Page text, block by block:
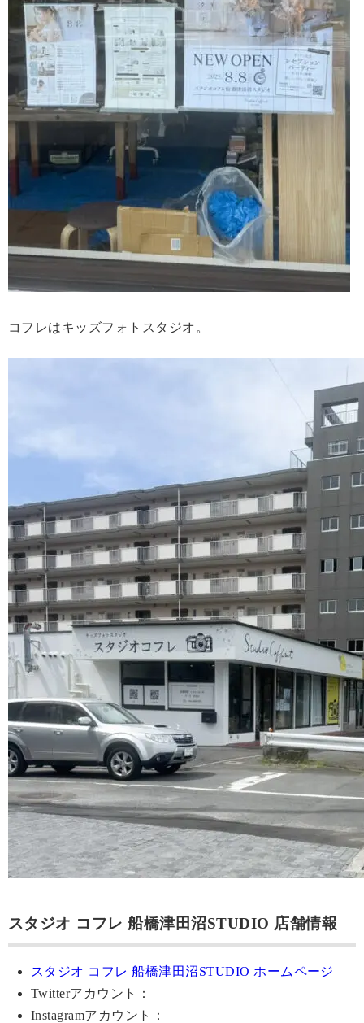
コフレはキッズフォトスタジオ。
スタジオ コフレ 船橋津田沼STUDIO 店舗情報
スタジオ コフレ 船橋津田沼STUDIO ホームページ
Twitterアカウント：
Instagramアカウント：